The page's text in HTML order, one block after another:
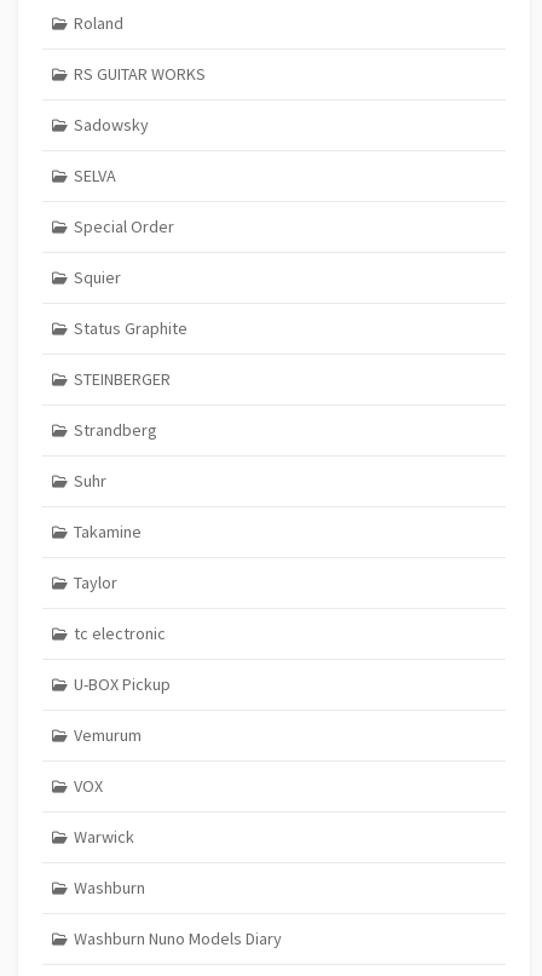
Roland
RS GUITAR WORKS
Sadowsky
SELVA
Special Order
Squier
Status Graphite
STEINBERGER
Strandberg
Suhr
Takamine
Taylor
tc electronic
U-BOX Pickup
Vemurum
VOX
Warwick
Washburn
Washburn Nuno Models Diary